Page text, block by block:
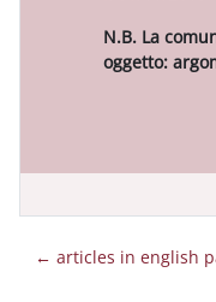
N.B. La
oggetto:
← articles in english